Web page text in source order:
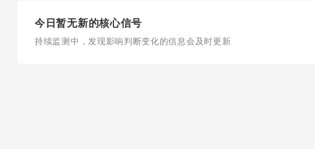
今日暂无新的核心信号
持续监测中，发现影响判断变化的信息会及时更新